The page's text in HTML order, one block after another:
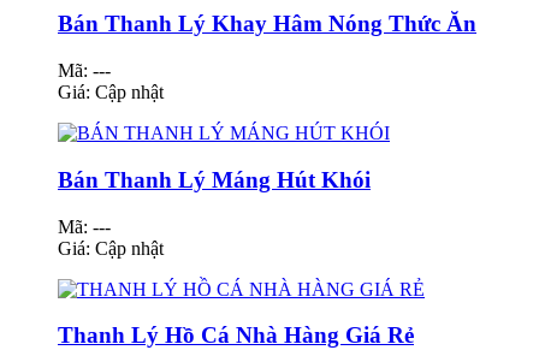
Bán Thanh Lý Khay Hâm Nóng Thức Ăn
Mã: ---
Giá: Cập nhật
Bán Thanh Lý Máng Hút Khói
Mã: ---
Giá: Cập nhật
Thanh Lý Hồ Cá Nhà Hàng Giá Rẻ